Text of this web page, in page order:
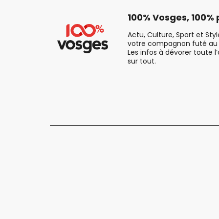
100% Vosges,
Actu, Culture, Sport et
votre compagnon futé au
Les infos à dévorer toute
sur tout.